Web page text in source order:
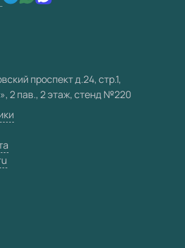
проспект д.24, стр.1,
2 пав., 2 этаж, стенд №220